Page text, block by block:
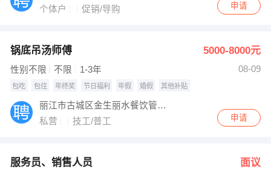
个体户
促销/导购 申请
锅底吊汤师傅 5000-8000元
性别不限 不限 1-3年 08-09
包吃 包住 年终奖 节日福利 年假 婚假 其他补贴
丽江市古城区金生丽水餐饮管理有限公司
私营
技工/普工 申请
服务员、销售人员 面议